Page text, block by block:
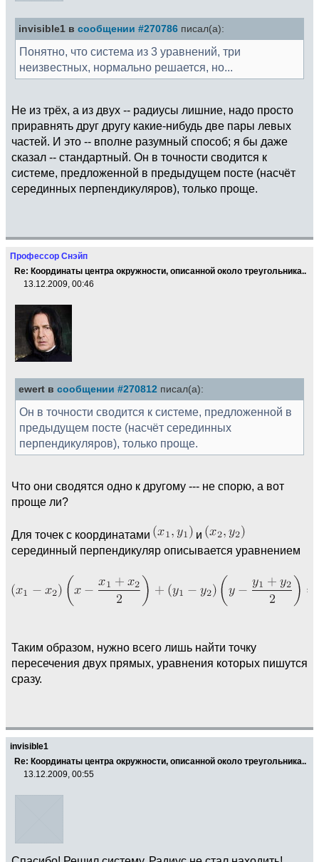
invisible1 в сообщении #270786 писал(а):
Понятно, что система из 3 уравнений, три
неизвестных, нормально решается, но...
Не из трёх, а из двух -- радиусы лишние, надо просто
приравнять друг другу какие-нибудь две пары левых
частей. И это -- вполне разумный способ; я бы даже
сказал -- стандартный. Он в точности сводится к
системе, предложенной в предыдущем посте (насчёт
серединных перпендикуляров), только проще.
Профессор Снэйп
Re: Координаты центра окружности, описанной около треугольника..
13.12.2009, 00:46
ewert в сообщении #270812 писал(а):
Он в точности сводится к системе, предложенной в
предыдущем посте (насчёт серединных
перпендикуляров), только проще.
Что они сводятся одно к другому --- не спорю, а вот
проще ли?
Для точек с координатами
и
серединный перпендикуляр описывается уравнением
Таким образом, нужно всего лишь найти точку
пересечения двух прямых, уравнения которых пишутся
сразу.
invisible1
Re: Координаты центра окружности, описанной около треугольника..
13.12.2009, 00:55